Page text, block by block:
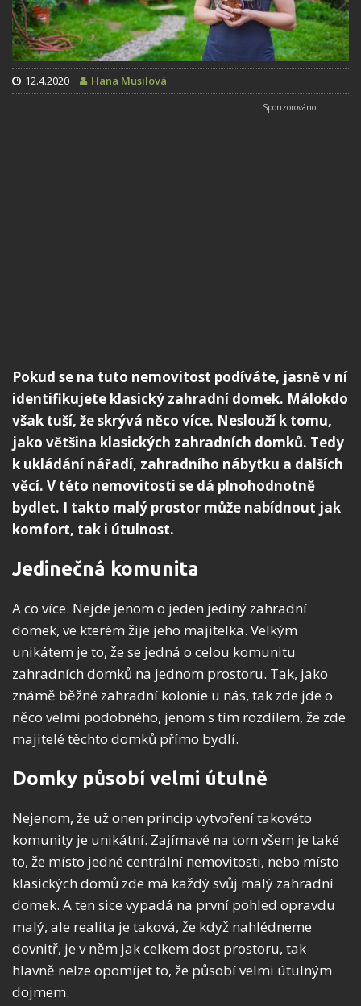
12.4.2020 Hana Musilová
Pokud se na tuto nemovitost podíváte, jasně v ní
identifikujete klasický zahradní domek. Málokdo
však tuší, že skrývá něco více. Neslouží k tomu,
jako většina klasických zahradních domků. Tedy
k ukládání nářadí, zahradního nábytku a dalších
věcí. V této nemovitosti se dá plnohodnotně
bydlet. I takto malý prostor může nabídnout jak
komfort, tak i útulnost.
Jedinečná komunita
A co více. Nejde jenom o jeden jediný zahradní
domek, ve kterém žije jeho majitelka. Velkým
unikátem je to, že se jedná o celou komunitu
zahradních domků na jednom prostoru. Tak, jako
známě běžné zahradní kolonie u nás, tak zde jde o
něco velmi podobného, jenom s tím rozdílem, že zde
majitelé těchto domků přímo bydlí.
Domky působí velmi útulně
Nejenom, že už onen princip vytvoření takovéto
komunity je unikátní. Zajímavé na tom všem je také
to, že místo jedné centrální nemovitosti, nebo místo
klasických domů zde má každý svůj malý zahradní
domek. A ten sice vypadá na první pohled opravdu
malý, ale realita je taková, že když nahlédneme
dovnitř, je v něm jak celkem dost prostoru, tak
hlavně nelze opomíjet to, že působí velmi útulným
dojmem.